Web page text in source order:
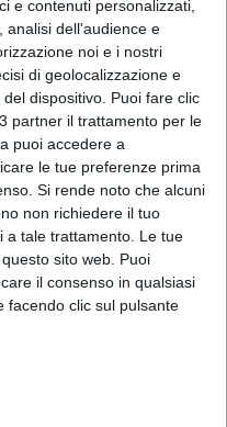
e contenuti personalizzati,
analisi dell'audience e
noi e i nostri
di geolocalizzazione e
dispositivo. Puoi fare clic
partner il trattamento per le
puoi accedere a
le tue preferenze prima
Si rende noto che alcuni
non richiedere il tuo
a tale trattamento. Le tue
sito web. Puoi
il consenso in qualsiasi
facendo clic sul pulsante
si appendevano ai
c'era un'altarino con
precedente si
famiglia che
della vigilia si stava
mangiando la
pizzaiola oppure con la
fresca, rossa dolcissima.
Ronchi, le bandierine
di cellulosa, la